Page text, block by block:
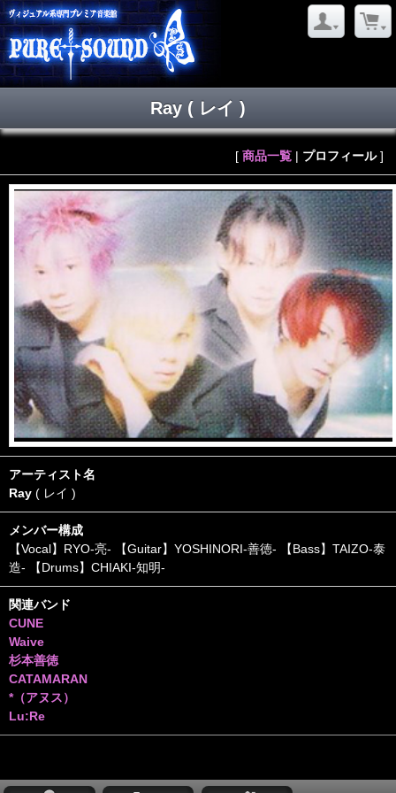
Ray ( レイ )
[ 商品一覧 | プロフィール]
アーティスト名
Ray ( レイ )
メンバー構成
【Vocal】RYO-亮- 【Guitar】YOSHINORI-善徳- 【Bass】TAIZO-泰
造- 【Drums】CHIAKI-知明-
関連バンド
CUNE
Waive
杉本善徳
CATAMARAN
*（アヌス）
Lu:Re